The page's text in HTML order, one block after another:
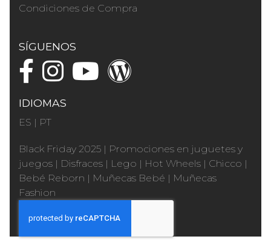
Condiciones de Compra
SÍGUENOS
IDIOMAS
ES | PT
Black Friday 2025 | Promociones en juguetes y
juegos | Disfraces | Lego | Hot Wheels | Chicco |
Bebé Reborn | Muñecas Bebé | Muñecas
Fashion